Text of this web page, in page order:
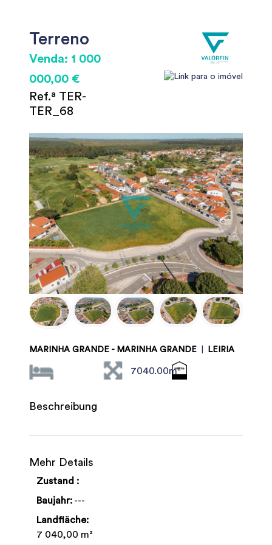
Terreno
Venda: 1 000
000,00 €
Ref.ª TER-
TER_68
MARINHA GRANDE - MARINHA GRANDE LEIRIA
7040.00m²
Beschreibung
Mehr Details
Zustand :
Baujahr: ---
Landfläche:
7 040,00 m²